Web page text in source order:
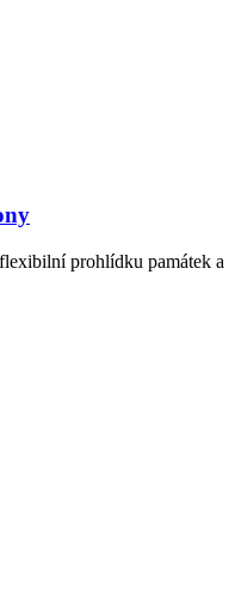
prohlídku památek a